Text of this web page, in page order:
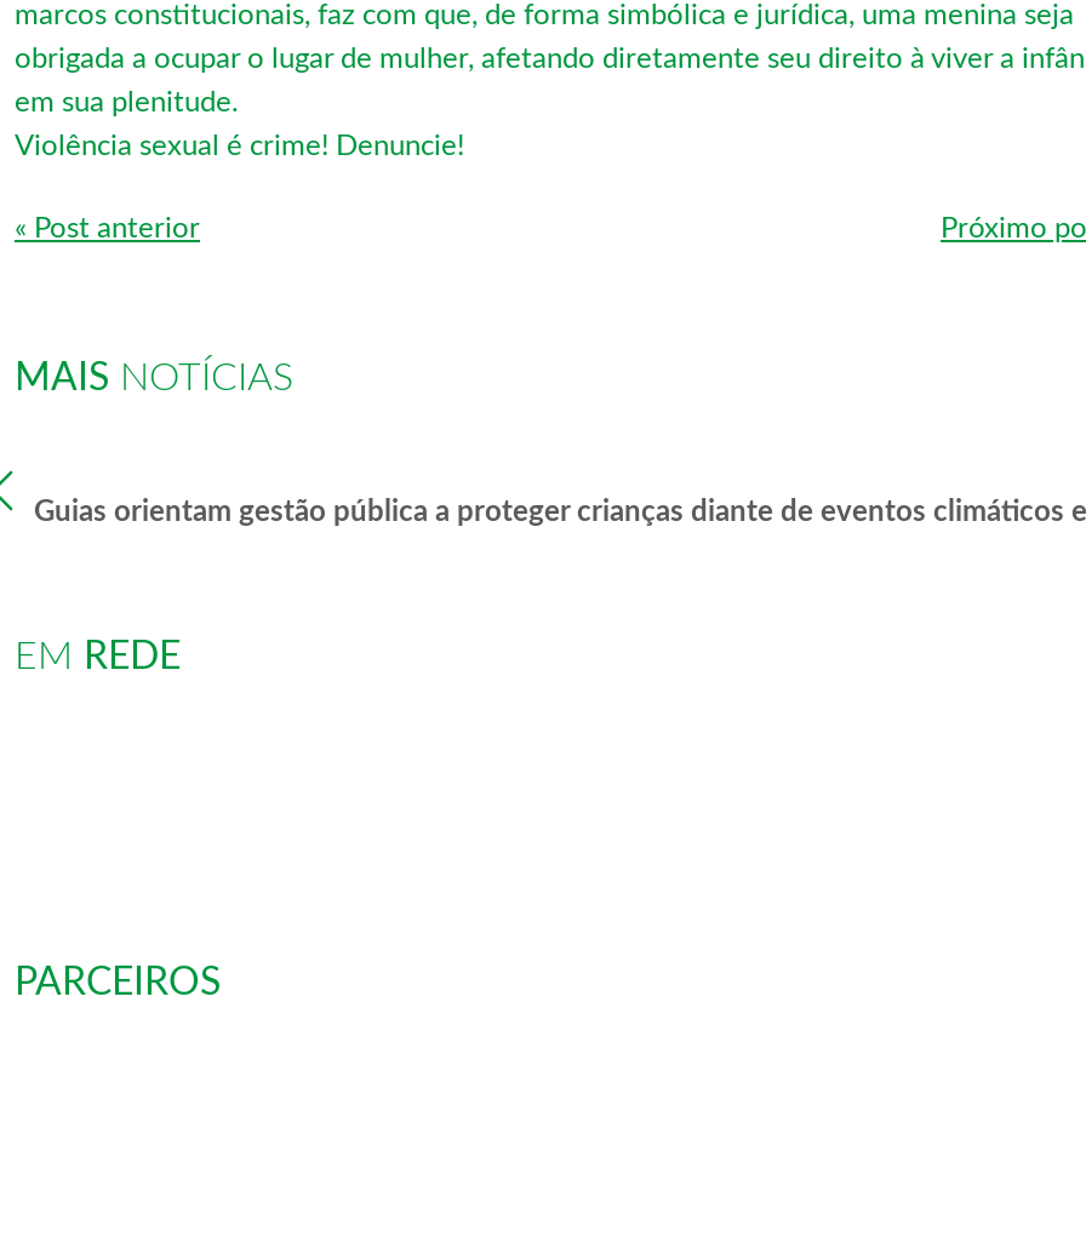
marcos constitucionais, faz com que, de forma simbólica e jurídica, uma menina seja
obrigada a ocupar o lugar de mulher, afetando diretamente seu direito à viver a
em sua plenitude.
Violência sexual é crime! Denuncie!
Navegação de Post
« Post anterior Próximo
MAIS NOTÍCIAS
Guias orientam gestão pública a proteger crianças diante de eventos climáticos
EM REDE
PARCEIROS